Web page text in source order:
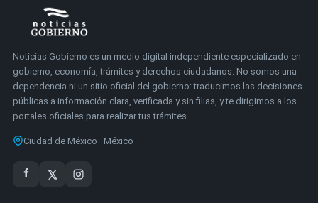
Noticias Gobierno es un medio digital independiente especializado en
gobierno, economía, trámites y derechos ciudadanos. No somos una
dependencia ni un sitio oficial del gobierno: traducimos las decisiones
públicas a información clara, verificada y sin filias, y te dirigimos a los
portales oficiales para realizar tus trámites.
Ciudad de México · México